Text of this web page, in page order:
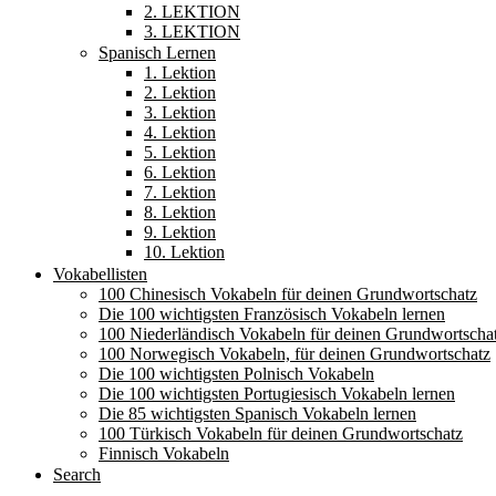
2. LEKTION
3. LEKTION
Spanisch Lernen
1. Lektion
2. Lektion
3. Lektion
4. Lektion
5. Lektion
6. Lektion
7. Lektion
8. Lektion
9. Lektion
10. Lektion
Vokabellisten
100 Chinesisch Vokabeln für deinen Grundwortschatz
Die 100 wichtigsten Französisch Vokabeln lernen
100 Niederländisch Vokabeln für deinen
100 Norwegisch Vokabeln, für deinen Grundwortschatz
Die 100 wichtigsten Polnisch Vokabeln
Die 100 wichtigsten Portugiesisch Vokabeln lernen
Die 85 wichtigsten Spanisch Vokabeln lernen
100 Türkisch Vokabeln für deinen Grundwortschatz
Finnisch Vokabeln
Search